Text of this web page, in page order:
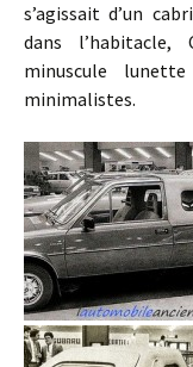
s’agissait d’un
dans l’habitacle,
minuscule
minimalistes.